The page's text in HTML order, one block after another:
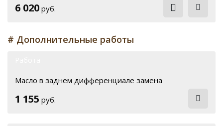
6 020 руб.
# Дополнительные работы
Масло в заднем дифференциале замена
1 155 руб.